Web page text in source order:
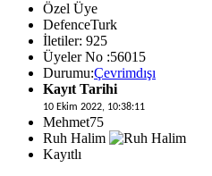
Özel Üye
DefenceTurk
İletiler: 925
Üyeler No :56015
Durumu:Çevrimdışı
Kayıt Tarihi
10 Ekim 2022, 10:38:11
Mehmet75
Ruh Halim
Kayıtlı